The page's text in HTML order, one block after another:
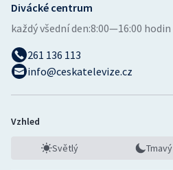
Divácké centrum
každý všední den:8:00—16:00 hodin
261 136 113
info@ceskatelevize.cz
Vzhled
Světlý Tmavý